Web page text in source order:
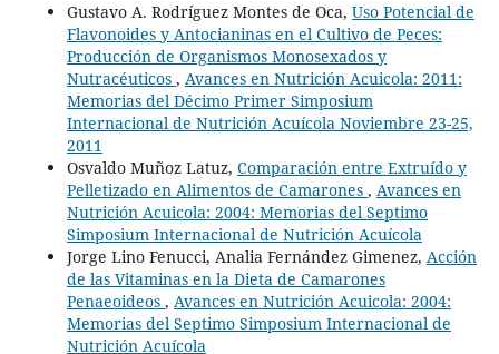
Gustavo A. Rodríguez Montes de Oca, Uso Potencial de
Flavonoides y Antocianinas en el Cultivo de Peces:
Producción de Organismos Monosexados y
Nutracéuticos , Avances en Nutrición Acuicola: 2011:
Memorias del Décimo Primer Simposium
Internacional de Nutrición Acuícola Noviembre 23-25,
2011
Osvaldo Muñoz Latuz, Comparación entre Extruído y
Pelletizado en Alimentos de Camarones , Avances en
Nutrición Acuicola: 2004: Memorias del Septimo
Simposium Internacional de Nutrición Acuícola
Jorge Lino Fenucci, Analia Fernández Gimenez, Acción
de las Vitaminas en la Dieta de Camarones
Penaeoideos , Avances en Nutrición Acuicola: 2004:
Memorias del Septimo Simposium Internacional de
Nutrición Acuícola